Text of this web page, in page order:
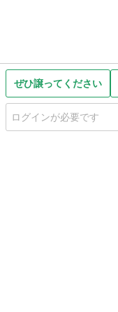
ぜひ譲ってください